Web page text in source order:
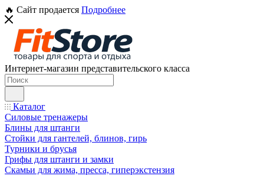
🔥 Сайт продается Подробнее
Интернет-магазин представительского класса
Каталог
Силовые тренажеры
Блины для штанги
Стойки для гантелей, блинов, гирь
Турники и брусья
Грифы для штанги и замки
Скамьи для жима, пресса, гиперэкстензия